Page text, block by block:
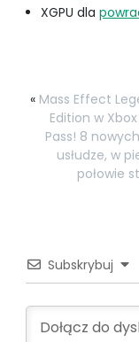
XGPU dla
« Mass Effect
Edition w
Pass! 8
usłudze, w
połowie
Subskrybuj